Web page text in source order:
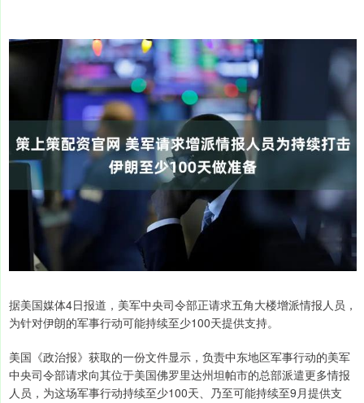
据美国媒体4日报道，美军中央司令部正请求五角大楼增派情报人员，
为针对伊朗的军事行动可能持续至少100天提供支持。
美国《政治报》获取的一份文件显示，负责中东地区军事行动的美军
中央司令部请求向其位于美国佛罗里达州坦帕市的总部派遣更多情报
人员，为这场军事行动持续至少100天、乃至可能持续至9月提供支